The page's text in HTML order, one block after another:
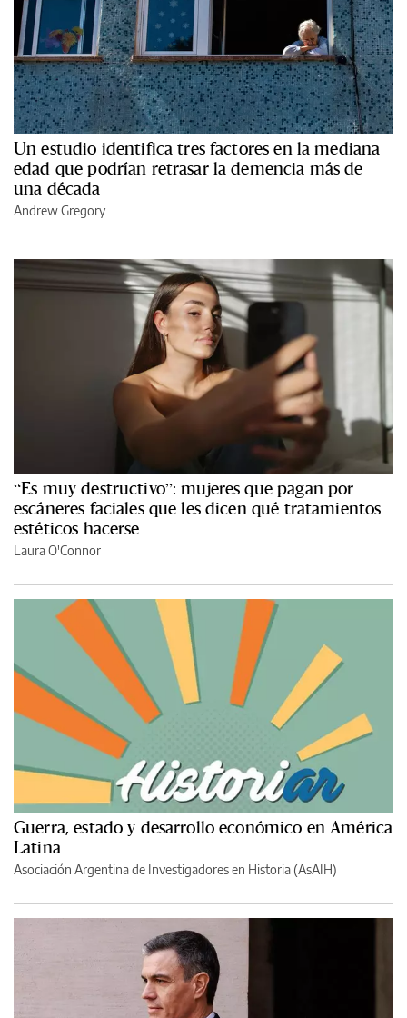
Un estudio identifica tres factores en la mediana
edad que podrían retrasar la demencia más de
una década
Andrew Gregory
“Es muy destructivo”: mujeres que pagan por
escáneres faciales que les dicen qué tratamientos
estéticos hacerse
Laura O'Connor
Guerra, estado y desarrollo económico en América
Latina
Asociación Argentina de Investigadores en Historia (AsAIH)